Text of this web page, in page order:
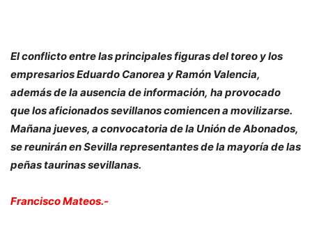
El conflicto entre las principales figuras del toreo y los
empresarios Eduardo Canorea y Ramón Valencia,
además de la ausencia de información, ha provocado
que los aficionados sevillanos comiencen a movilizarse.
Mañana jueves, a convocatoria de la Unión de Abonados,
se reunirán en Sevilla representantes de la mayoría de las
peñas taurinas sevillanas.
Francisco Mateos.-